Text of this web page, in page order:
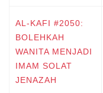
AL-KAFI #2050:
BOLEHKAH
WANITA MENJADI
IMAM SOLAT
JENAZAH